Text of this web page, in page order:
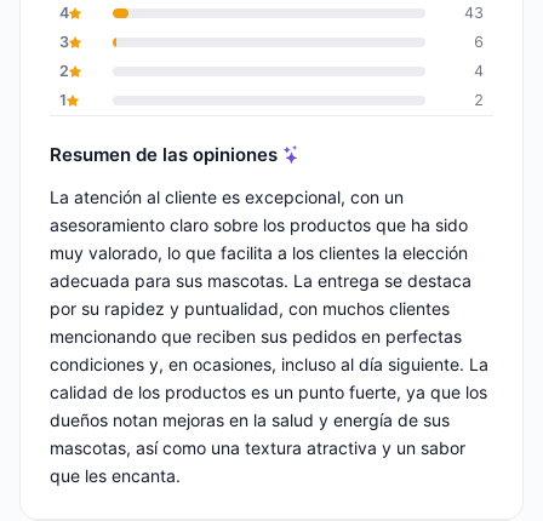
4
43
3
6
2
4
1
2
Resumen de las opiniones
La atención al cliente es excepcional, con un
asesoramiento claro sobre los productos que ha sido
muy valorado, lo que facilita a los clientes la elección
adecuada para sus mascotas. La entrega se destaca
por su rapidez y puntualidad, con muchos clientes
mencionando que reciben sus pedidos en perfectas
condiciones y, en ocasiones, incluso al día siguiente. La
calidad de los productos es un punto fuerte, ya que los
dueños notan mejoras en la salud y energía de sus
mascotas, así como una textura atractiva y un sabor
que les encanta.